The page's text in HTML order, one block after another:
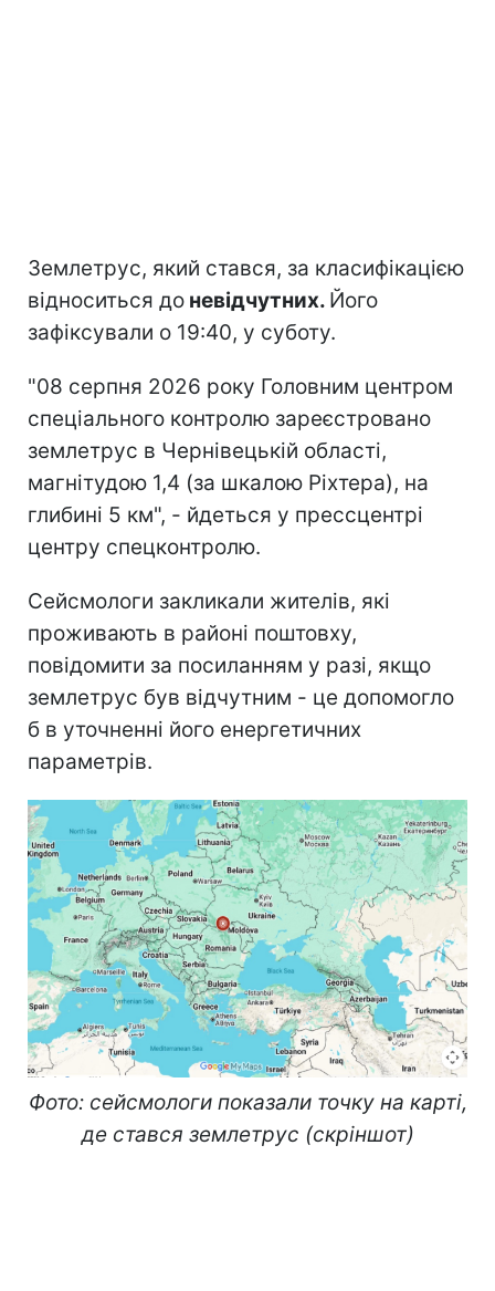
Землетрус, який стався, за класифікацією
відноситься до невідчутних. Його
зафіксували о 19:40, у суботу.
"08 серпня 2026 року Головним центром
спеціального контролю зареєстровано
землетрус в Чернівецькій області,
магнітудою 1,4 (за шкалою Ріхтера), на
глибині 5 км", - йдеться у прессцентрі
центру спецконтролю.
Сейсмологи закликали жителів, які
проживають в районі поштовху,
повідомити за посиланням у разі, якщо
землетрус був відчутним - це допомогло
б в уточненні його енергетичних
параметрів.
Фото: сейсмологи показали точку на карті,
де стався землетрус (скріншот)